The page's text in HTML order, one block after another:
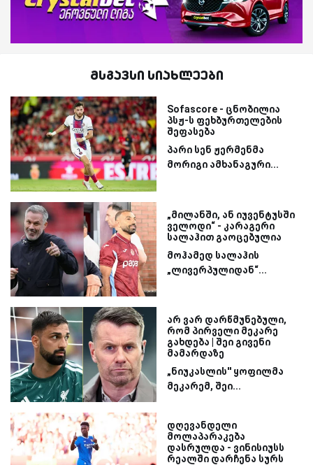
მსგავსი სიახლეები
Sofascore - ცნობილია
პსჟ-ს ფეხბურთელების
შეფასება
პარი სენ ჟერმენმა
მორიგი ამხანაგური...
„მილანში, ან იუვენტუსში
ველოდი“ - კარაგერი
სალაჰით გაოცებულია
მოჰამედ სალაჰის
„ლივერპულიდან“...
არ ვარ დარწმუნებული,
რომ პირველი მეკარე
გახდება | შეი გივენი
მამარდაზე
„ნიუკასლის'' ყოფილმა
მეკარემ, შეი...
დღევანდელი
მოლაპარაკება
დასრულდა - ვინისიუსს
რეალში დარჩენა სურს